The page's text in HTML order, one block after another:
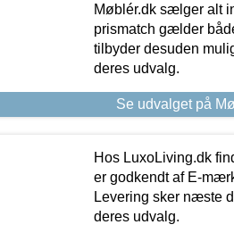
Møblér.dk sælger alt
prismatch gælder
tilbyder desuden
deres udvalg.
Se udvalget på
Hos LuxoLiving.dk
er godkendt af E-
Levering sker næste
deres udvalg.